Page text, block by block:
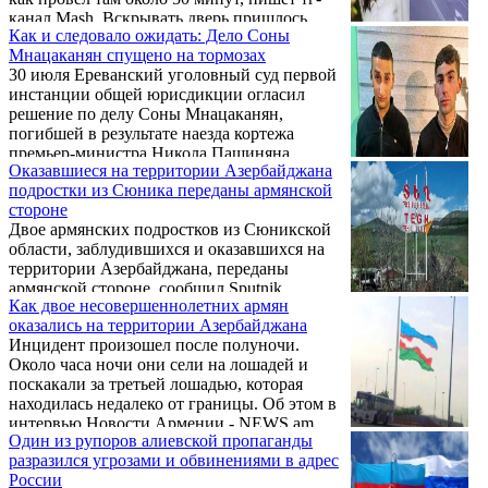
доставлен в больницу и прооперирован».
Об этом сегодня, 24 сентября, в беседе с
журналистами заявил пресс-секретарь ...
канал Mash. Вскрывать дверь пришлось
сотрудникам МЧС, которые обнаружили его
тело без признаков жизни.
Как и следовало ожидать: Дело Соны
Мнацаканян спущено на тормозах
30 июля Ереванский уголовный суд первой
инстанции общей юрисдикции огласил
решение по делу Соны Мнацаканян,
погибшей в результате наезда кортежа
премьер-министра Никола Пашиняна.
Оказавшиеся на территории Азербайджана
подростки из Сюника переданы армянской
стороне
Двое армянских подростков из Сюникской
области, заблудившихся и оказавшихся на
территории Азербайджана, переданы
армянской стороне, сообщил Sputnik
Армения глава общины Тех Давид Гулунц.
"Ребята у меня", — сказал Гулунц, не
уточнив деталей.
Как двое несовершеннолетних армян
оказались на территории Азербайджана
Инцидент произошел после полуночи.
Около часа ночи они сели на лошадей и
поскакали за третьей лошадью, которая
находилась недалеко от границы. Об этом в
интервью Новости Армении - NEWS.am
рассказал член совета общины Тег Аргам
Овсепян, рассказав обстоятельства, при
которых двое несовершеннолетних
Один из рупоров алиевской пропаганды
разразился угрозами и обвинениями в адрес
России